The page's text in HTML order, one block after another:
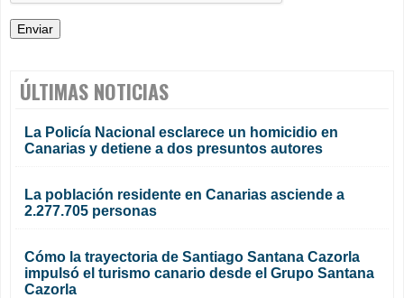
ÚLTIMAS NOTICIAS
La Policía Nacional esclarece un homicidio en
Canarias y detiene a dos presuntos autores
La población residente en Canarias asciende a
2.277.705 personas
Cómo la trayectoria de Santiago Santana Cazorla
impulsó el turismo canario desde el Grupo Santana
Cazorla